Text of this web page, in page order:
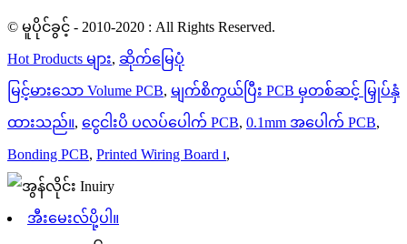
© မူပိုင်ခွင့် - 2010-2020 : All Rights Reserved.
Hot Products များ, ဆိုက်မြေပုံ
မြင့်မားသော Volume PCB, မျက်စိကွယ်ပြီး PCB မှတစ်ဆင့် မြှုပ်နှံ
ထားသည်။, ငွေငါးပိ ပလပ်ပေါက် PCB, 0.1mm အပေါက် PCB,
Bonding PCB, Printed Wiring Board ၊,
အီးမေးလ်ပို့ပါ။